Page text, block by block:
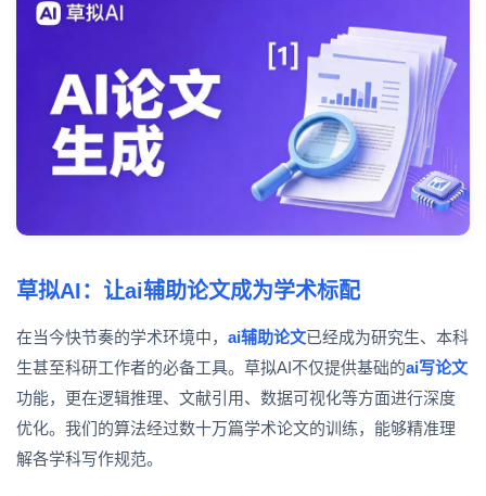
草拟AI：让ai辅助论文成为学术标配
在当今快节奏的学术环境中， ai辅助论文已经成为研究生、本科
生甚至科研工作者的必备工具。草拟AI不仅提供基础的ai写论文
功能，更在逻辑推理、文献引用、数据可视化等方面进行深度
优化。我们的算法经过数十万篇学术论文的训练，能够精准理
解各学科写作规范。